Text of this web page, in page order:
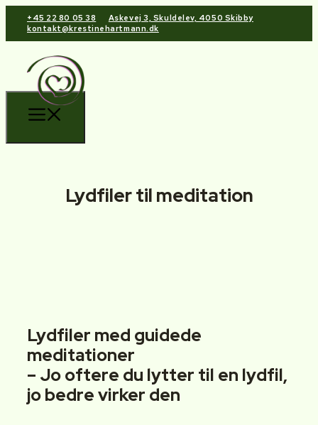
+45 22 80 05 38
Askevej 3, Skuldelev, 4050 Skibby
kontakt@krestinehartmann.dk
Lydfiler til meditation
Lydfiler med guidede
meditationer
– Jo oftere du lytter til en lydfil,
jo bedre virker den